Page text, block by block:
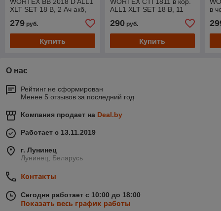
WORTEX BB 2018 D ALL1
XLT SET 18 В, 2 Ач акб,
макс.объём 570 м куб/ч
279 руб.
Купить
WORTEX CTI 1811 в кор.
ALL1 XLT SET 18 В, 11
бар, 12 л/мин, 1х2 А*ч, зу
290руб.
Купить
в
мм
О нас
Рейтинг не сформирован
Менее 5 отзывов за последний год
Компания продает на Deal.by
Работает с 13.11.2019
г. Лунинец
Лунинец, Беларусь
Контакты
Сегодня работает с 10:00 до 18:00
Показать весь график работы